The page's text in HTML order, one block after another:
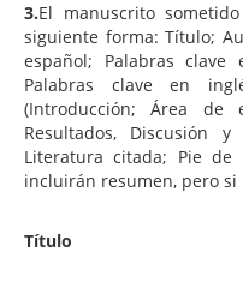
3.El manuscrito
siguiente forma: Título;
español; Palabras
Palabras clave en
(Introducción; Área de
Resultados, Discusión y
Literatura citada; Pie de
incluirán resumen, pero si
Título